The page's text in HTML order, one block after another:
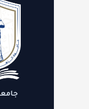
جامعة الزهراوي